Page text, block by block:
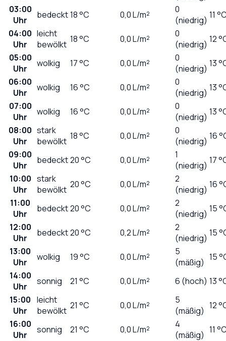
03:00
Uhr
bedeckt18°C 0,0L/m²
0
(niedrig) 11
04:00
Uhr
leicht
bewölkt 18°C 0,0L/m²
0
(niedrig) 12
05:00
Uhr
wolkig 17°C 0,0L/m²
0
(niedrig) 13
06:00
Uhr
wolkig 16°C 0,0L/m²
0
(niedrig) 13
07:00
Uhr
wolkig 16°C 0,0L/m²
0
(niedrig) 13
08:00
Uhr
stark
bewölkt 18°C 0,0L/m²
0
(niedrig) 16
09:00
Uhr
bedeckt20°C 0,0L/m²
1
(niedrig) 17
10:00
Uhr
stark
bewölkt 20°C 0,0L/m²
2
(niedrig) 16
11:00
Uhr
bedeckt20°C 0,0L/m²
2
(niedrig) 15
12:00
Uhr
bedeckt20°C 0,2L/m²
2
(niedrig) 15
13:00
Uhr
wolkig 19°C 0,0L/m²
5
(mäßig) 15
14:00
Uhr
sonnig 21 °C 0,0L/m² 6 (hoch) 13
15:00
Uhr
leicht
bewölkt 21 °C 0,0L/m²
5
(mäßig) 12
16:00
Uhr
sonnig 21 °C 0,0L/m²
4
(mäßig) 11